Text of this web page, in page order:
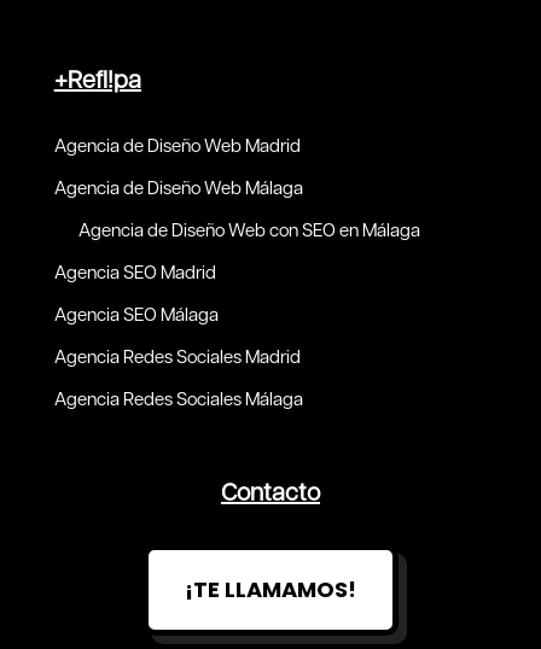
+Refl!pa
Agencia de Diseño Web Madrid
Agencia de Diseño Web Málaga
Agencia de Diseño Web con SEO en Málaga
Agencia SEO Madrid
Agencia SEO Málaga
Agencia Redes Sociales Madrid
Agencia Redes Sociales Málaga
Contacto
¡TE LLAMAMOS!